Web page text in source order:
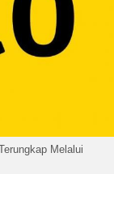
Melalui